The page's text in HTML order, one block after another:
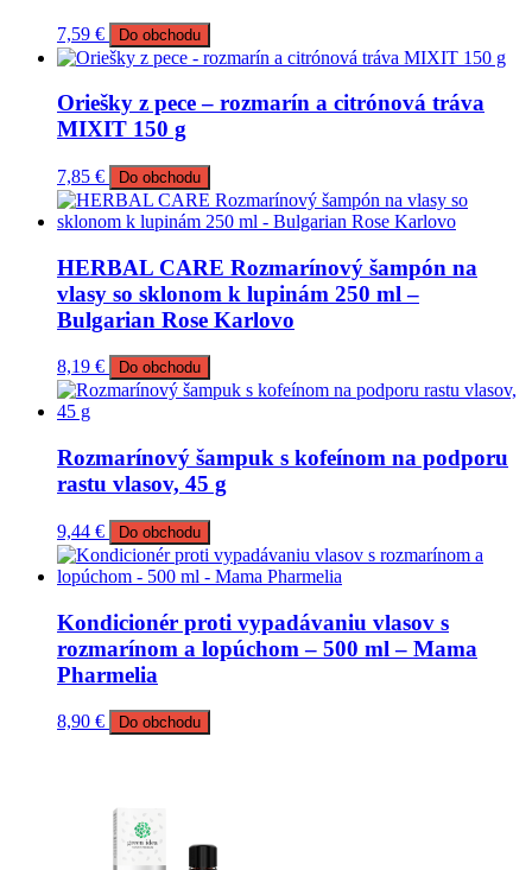
7,59 € Do obchodu
Oriešky z pece – rozmarín a citrónová tráva
MIXIT 150 g
7,85 € Do obchodu
HERBAL CARE Rozmarínový šampón na
vlasy so sklonom k lupinám 250 ml –
Bulgarian Rose Karlovo
8,19 € Do obchodu
Rozmarínový šampuk s kofeínom na podporu
rastu vlasov, 45 g
9,44 € Do obchodu
Kondicionér proti vypadávaniu vlasov s
rozmarínom a lopúchom – 500 ml – Mama
Pharmelia
8,90 € Do obchodu